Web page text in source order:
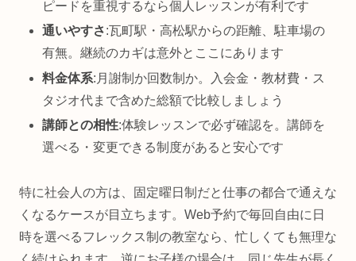
ピードを重視するなら個人レッスンが有利です
通いやすさ:瓦町駅・高松駅からの距離、駐車場の
有無。継続のカギは意外とここにあります
料金体系:月謝制か回数制か。入会金・教材費・ス
タジオ代まで含めた総額で比較しましょう
講師との相性:体験レッスンで必ず確認を。講師を
選べる・変更できる制度があると安心です
特に社会人の方は、固定曜日制だと仕事の都合で通えな
くなるケースが目立ちます。Web予約で毎回自由に日
時を選べるフレックス制の教室なら、忙しくても無理な